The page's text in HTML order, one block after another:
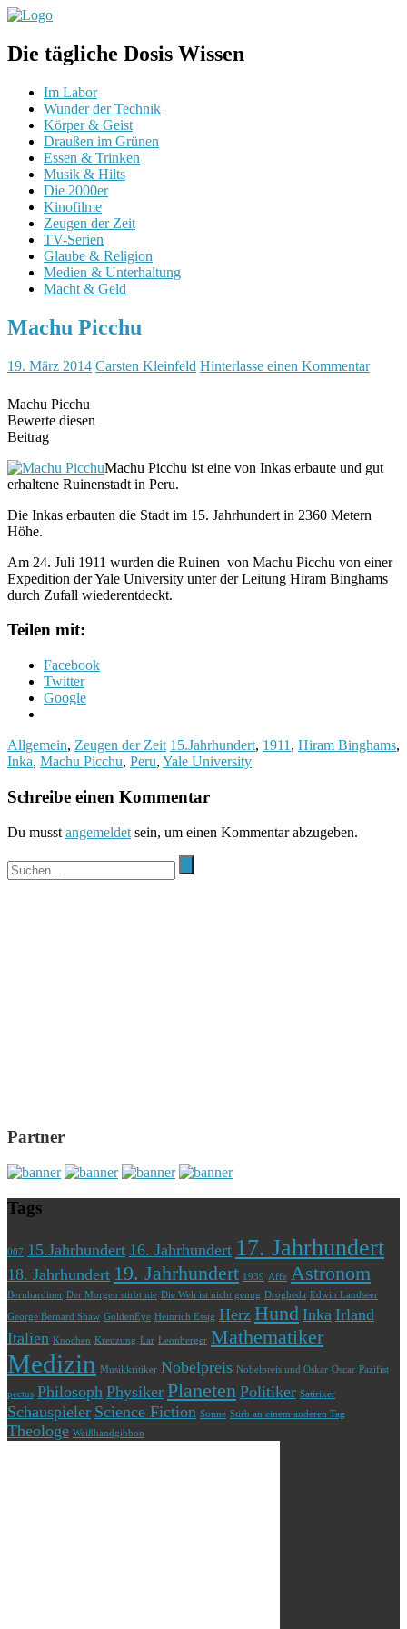
Die tägliche Dosis Wissen
Im Labor
Wunder der Technik
Körper & Geist
Draußen im Grünen
Essen & Trinken
Musik & Hilts
Die 2000er
Kinofilme
Zeugen der Zeit
TV-Serien
Glaube & Religion
Medien & Unterhaltung
Macht & Geld
Machu Picchu
19. März 2014 Carsten Kleinfeld Hinterlasse einen Kommentar
Machu Picchu
Bewerte diesen
Beitrag
Machu Picchu ist eine von Inkas erbaute und gut
erhaltene Ruinenstadt in Peru.
Die Inkas erbauten die Stadt im 15. Jahrhundert in 2360 Metern
Höhe.
Am 24. Juli 1911 wurden die Ruinen von Machu Picchu von einer
Expedition der Yale University unter der Leitung Hiram Binghams
durch Zufall wiederentdeckt.
Teilen mit:
Facebook
Twitter
Google
Allgemein, Zeugen der Zeit 15.Jahrhundert, 1911 , Hiram Binghams,
Inka, Machu Picchu, Peru, Yale University
Schreibe einen Kommentar
Du musst angemeldet sein, um einen Kommentar abzugeben.
Partner
Tags
007 15.Jahrhundert 16. Jahrhundert 17. Jahrhundert
18. Jahrhundert 19. Jahrhundert 1939 Affe Astronom
Bernhardiner Der Morgen stirbt nie Die Welt ist nicht genug Drogheda Edwin Landseer
George Bernard Shaw GoldenEye Heinrich Essig Herz Hund Inka Irland
Italien Knochen Kreuzung Lar Leonberger Mathematiker
Medizin Musikkritiker Nobelpreis Nobelpreis und Oskar Oscar Pazifist
pectus Philosoph Physiker Planeten Politiker Satiriker
Schauspieler Science Fiction Sonne Stirb an einem anderen Tag
Theologe Weißhandgibbon